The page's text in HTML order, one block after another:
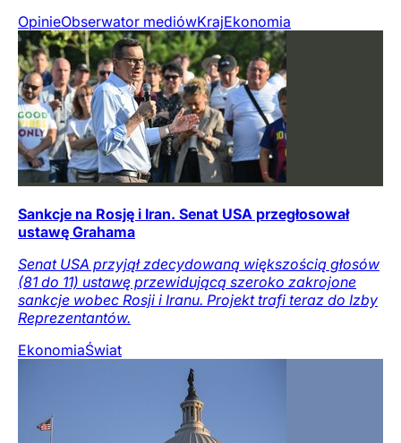
OpinieObserwator mediówKrajEkonomia
Sankcje na Rosję i Iran. Senat USA przegłosował
ustawę Grahama
Senat USA przyjął zdecydowaną większością głosów
(81 do 11) ustawę przewidującą szeroko zakrojone
sankcje wobec Rosji i Iranu. Projekt trafi teraz do Izby
Reprezentantów.
EkonomiaŚwiat